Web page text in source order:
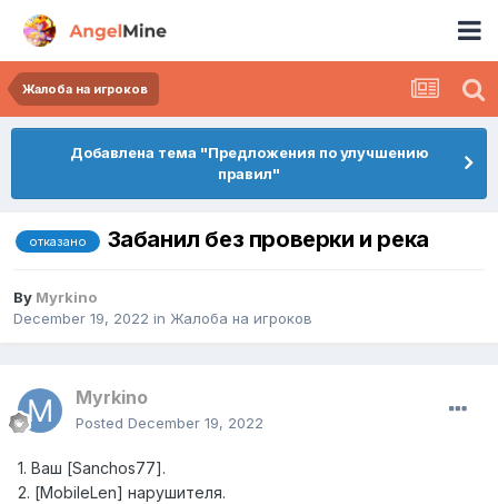
Жалоба на игроков
Добавлена тема "Предложения по улучшению
правил"
отказано Забанил без проверки и река
By Myrkino
December 19, 2022 in Жалоба на игроков
Myrkino
Posted December 19, 2022
1. Ваш [Sanchos77].
2. [MobileLen] нарушителя.